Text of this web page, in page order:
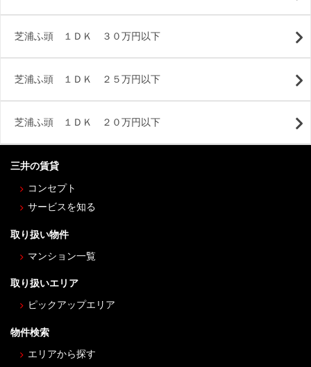
芝浦ふ頭 １ＤＫ ３０万円以下
芝浦ふ頭 １ＤＫ ２５万円以下
芝浦ふ頭 １ＤＫ ２０万円以下
三井の賃貸
コンセプト
サービスを知る
取り扱い物件
マンション一覧
取り扱いエリア
ピックアップエリア
物件検索
エリアから探す